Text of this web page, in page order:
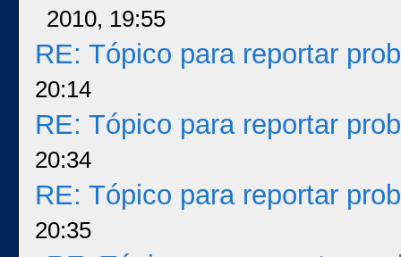
2010, 19:55
RE: Tópico para reportar
20:14
RE: Tópico para reportar
20:34
RE: Tópico para reportar
20:35